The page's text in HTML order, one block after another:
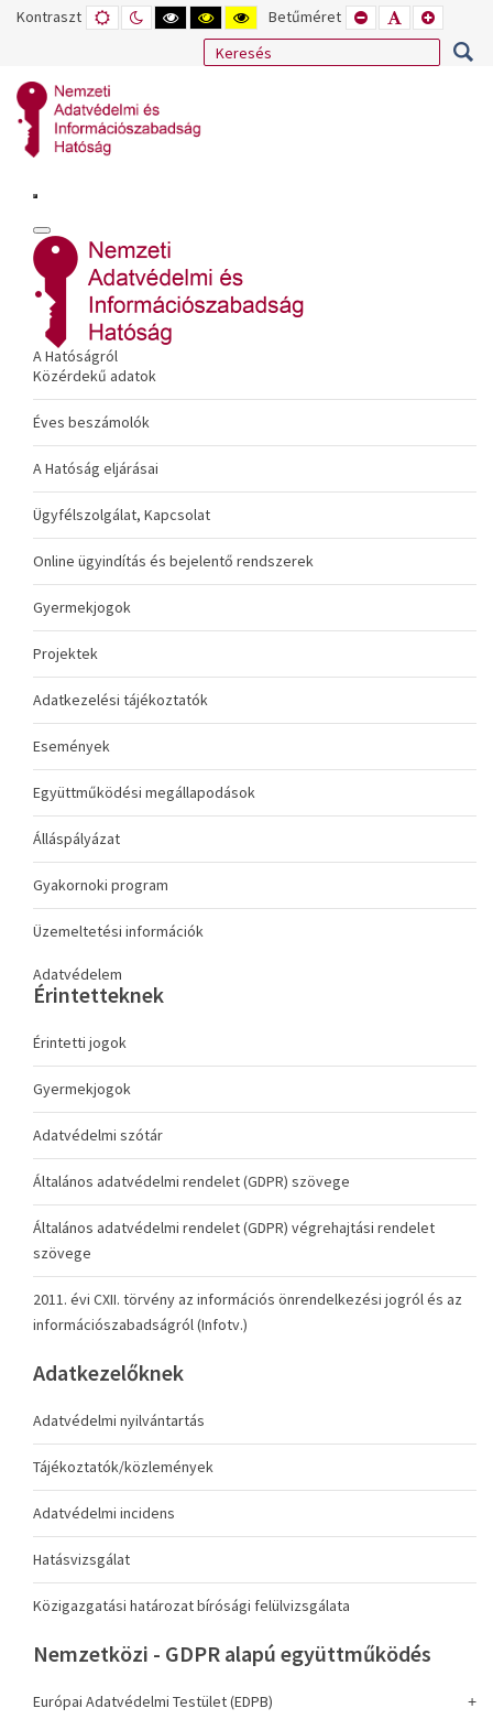
Kontraszt ALAPÉRTELMEZETT
MÓD
ÉJSZAKAI
MÓD
NAGY
KONTRASZTÚ
FEKETE-
FEHÉR
NAGY
KONTRASZTÚ
FEKETE
SÁRGA
NAGY
KONTRASZTÚ
SÁRGA
FEKETE
Betűméret KISEBB
BETŰTÍPUS
BEÁLLÍTÁSA
BETŰMÉRET
BEÁLLÍTÁSA
A Hatóságról
Közérdekű adatok
Éves beszámolók
A Hatóság eljárásai
Ügyfélszolgálat, Kapcsolat
Online ügyindítás és bejelentő rendszerek
Gyermekjogok
Projektek
Adatkezelési tájékoztatók
Események
Együttműködési megállapodások
Álláspályázat
Gyakornoki program
Üzemeltetési információk
Adatvédelem
Érintetteknek
Érintetti jogok
Gyermekjogok
Adatvédelmi szótár
Általános adatvédelmi rendelet (GDPR) szövege
Általános adatvédelmi rendelet (GDPR) végrehajtási rendelet
szövege
2011. évi CXII. törvény az információs önrendelkezési jogról és az
információszabadságról (Infotv.)
Adatkezelőknek
Adatvédelmi nyilvántartás
Tájékoztatók/közlemények
Adatvédelmi incidens
Hatásvizsgálat
Közigazgatási határozat bírósági felülvizsgálata
Nemzetközi - GDPR alapú együttműködés
Európai Adatvédelmi Testület (EDPB)